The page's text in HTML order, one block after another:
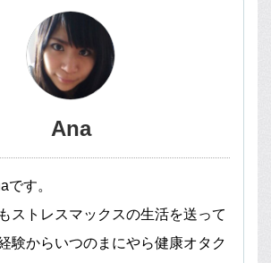
Ana
です。
ストレスマックスの生活を送って
験からいつのまにやら健康オタク